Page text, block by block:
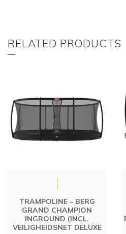
RELATED PRODUCTS
TRAMPOLINE – BERG
GRAND CHAMPION
INGROUND (INCL.
VEILIGHEIDSNET DELUXE